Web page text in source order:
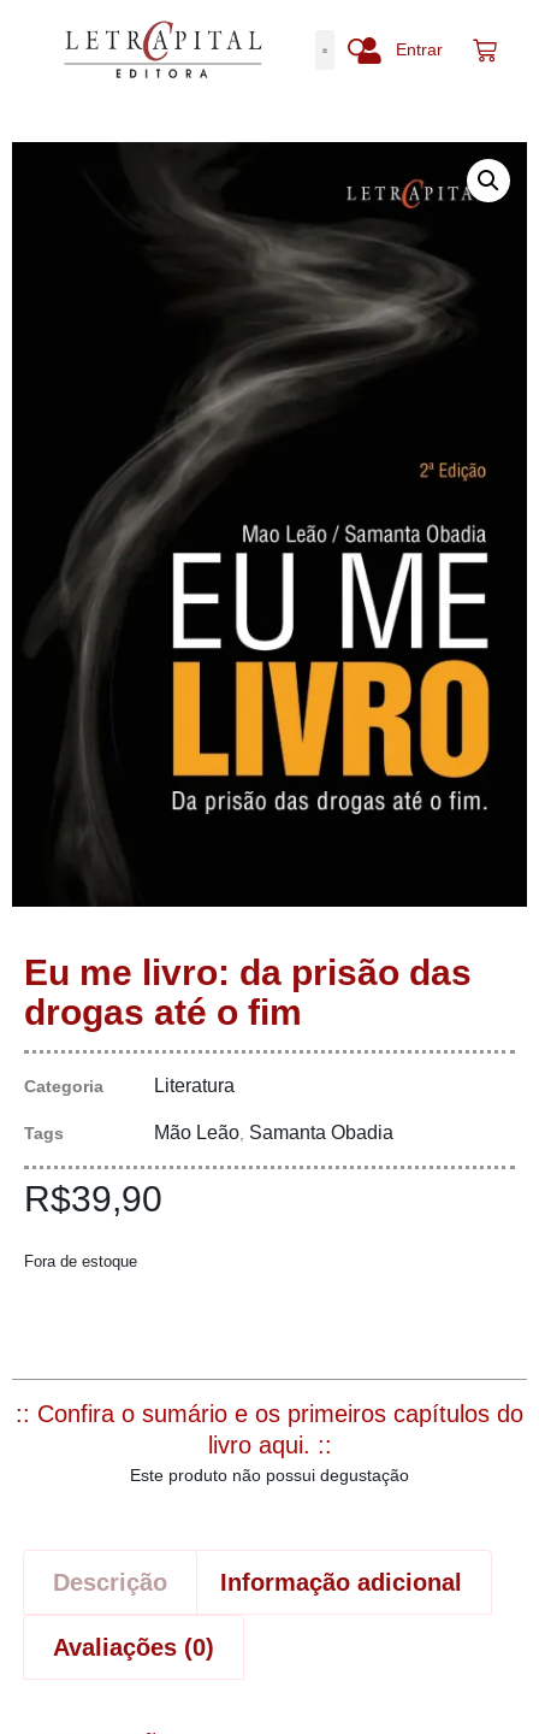
Entrar
Eu me livro: da prisão das
drogas até o fim
Categoria Literatura
Tags Mão Leão, Samanta Obadia
R$39,90
Fora de estoque
:: Confira o sumário e os primeiros capítulos do
livro aqui. ::
Este produto não possui degustação
Descrição Informação adicional
Avaliações (0)